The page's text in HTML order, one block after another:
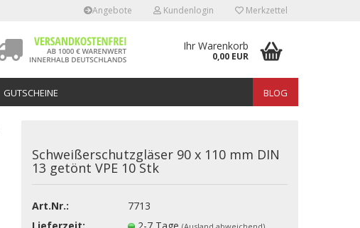
Angebote Kundenlogin
Konto erstellen
Merkzettel
Ihr Warenkorb
0,00 EUR
GUTSCHEINE BLOG
Schweißerschutzgläser 90 x 110 mm DIN
13 getönt VPE 10 Stk
Art.Nr.:
7713
Lieferzeit:
2-7 Tage (Ausland abweichend)